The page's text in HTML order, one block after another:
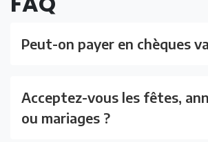
Peut-on payer en chèques
Acceptez-vous les fêtes,
ou mariages ?